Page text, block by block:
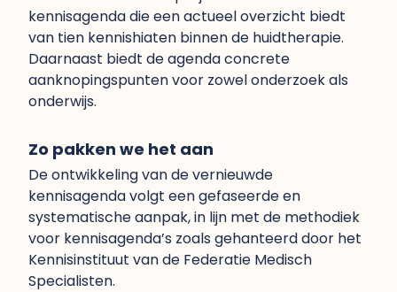
kennisagenda die een actueel overzicht biedt
van tien kennishiaten binnen de huidtherapie.
Daarnaast biedt de agenda concrete
aanknopingspunten voor zowel onderzoek als
onderwijs.
Zo pakken we het aan
De ontwikkeling van de vernieuwde
kennisagenda volgt een gefaseerde en
systematische aanpak, in lijn met de methodiek
voor kennisagenda’s zoals gehanteerd door het
Kennisinstituut van de Federatie Medisch
Specialisten.